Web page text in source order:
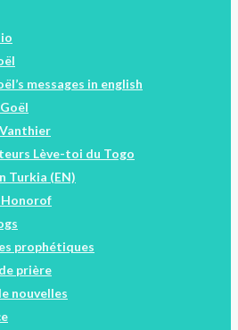
messages in english
Lève-toi du Togo
Turkia (EN)
Honorof
prophétiques
prière
nouvelles